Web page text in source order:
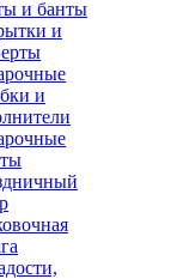
и банты
и
и